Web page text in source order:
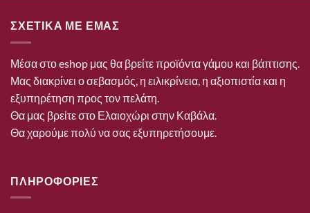
ΣΧΕΤΙΚΑ ΜΕ ΕΜΑΣ
Μέσα στο eshop μας θα βρείτε προϊόντα γάμου και βάπτισης.
Μας διακρίνει ο σεβασμός, η ειλικρίνεια, η αξιοπιστία και η
εξυπηρέτηση προς τον πελάτη.
Θα μας βρείτε στο Ελαιοχώρι στην Καβάλα.
Θα χαρούμε πολύ να σας εξυπηρετήσουμε.
ΠΛΗΡΟΦΟΡΙΕΣ